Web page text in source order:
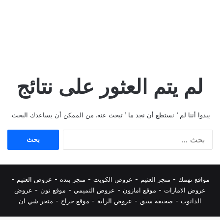
لم يتم العثور على نتائج
يبدوا أننا لم ’ نستطع أن نجد ما ’ تبحث عنه. من الممكن أن يساعدك البحث.
مواقع تهمك - متجر العثيم - عروض الكويت - متجر بنده - عروض العثيم -
عروض الامارات - موقع امازون - عروض التميمي - موقع نون - عروض
الدانوب - صحيفة سبق - عروض الراية - موقع حراج - متجر شي ان